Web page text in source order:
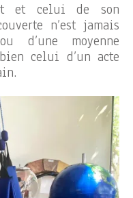
et celui de son
n’est jamais
d’une moyenne
celui d’un acte